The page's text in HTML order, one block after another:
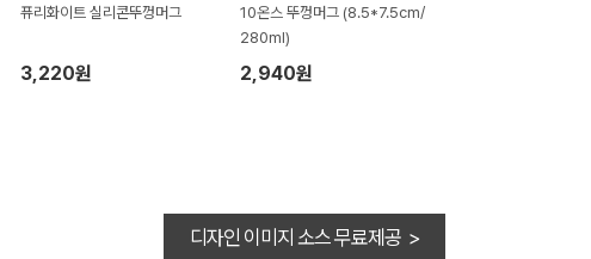
퓨리화이트 실리콘뚜껑머그
3,220원
10온스 뚜껑머그 (8.5*7.5cm/
280ml)
2,940원
디자인 이미지 소스 무료제공 >